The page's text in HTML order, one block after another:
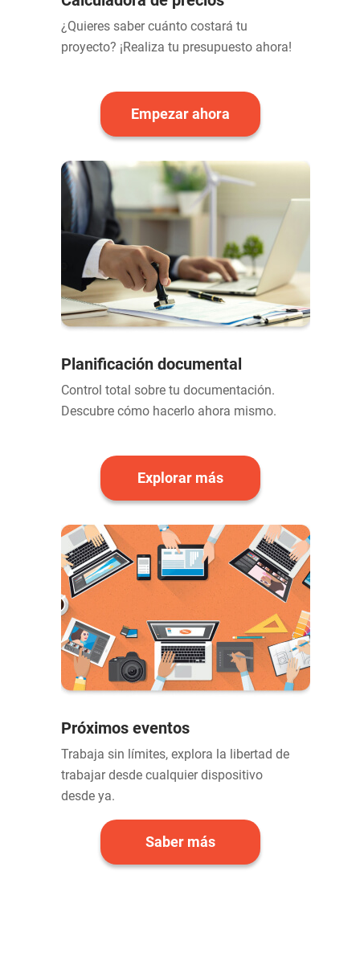
¿Quieres saber cuánto costará tu
proyecto? ¡Realiza tu presupuesto ahora!
Empezar ahora
Planificación documental
Control total sobre tu documentación.
Descubre cómo hacerlo ahora mismo.
Explorar más
Próximos eventos
Trabaja sin límites, explora la libertad de
trabajar desde cualquier dispositivo
desde ya.
Saber más